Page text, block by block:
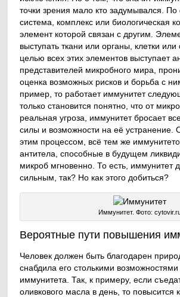
точки зрения мало кто задумывался.
система, комплекс или биологическая
элемент которой связан с другим.
выступать ткани или органы, клетки
целью всех этих элементов выступает
представителей микробного мира,
оценка возможных рисков и борьба с
пример, то работает иммунитет
только становится понятно, что от
реальная угроза, иммунитет бросает
силы и возможности на её устранение.
этим процессом, всё тем же
антитела, способные в будущем
микроб мгновенно. То есть, иммунитет
сильным, так? Но как этого добиться?
Иммунитет. Фото:
Вероятные пути повышения
Человек должен быть благодарен
снабдила его столькими
иммунитета. Так, к примеру, если
оливкового масла в день, то повысится